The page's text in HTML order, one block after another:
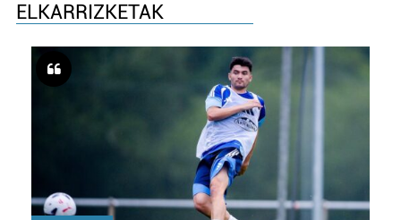
ELKARRIZKETAK